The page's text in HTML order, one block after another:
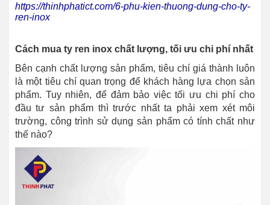
https://thinhphatict.com/6-phu-kien-thuong-dung-cho-ty-
ren-inox
Cách mua ty ren inox chất lượng, tối ưu chi phí nhất
Bên cạnh chất lượng sản phẩm, tiêu chí giá thành luôn
là một tiêu chí quan trọng để khách hàng lựa chọn sản
phẩm. Tuy nhiên, để đảm bảo việc tối ưu chi phí cho
đầu tư sản phẩm thì trước nhất ta phải xem xét môi
trường, công trình sử dụng sản phẩm có tính chất như
thế nào?